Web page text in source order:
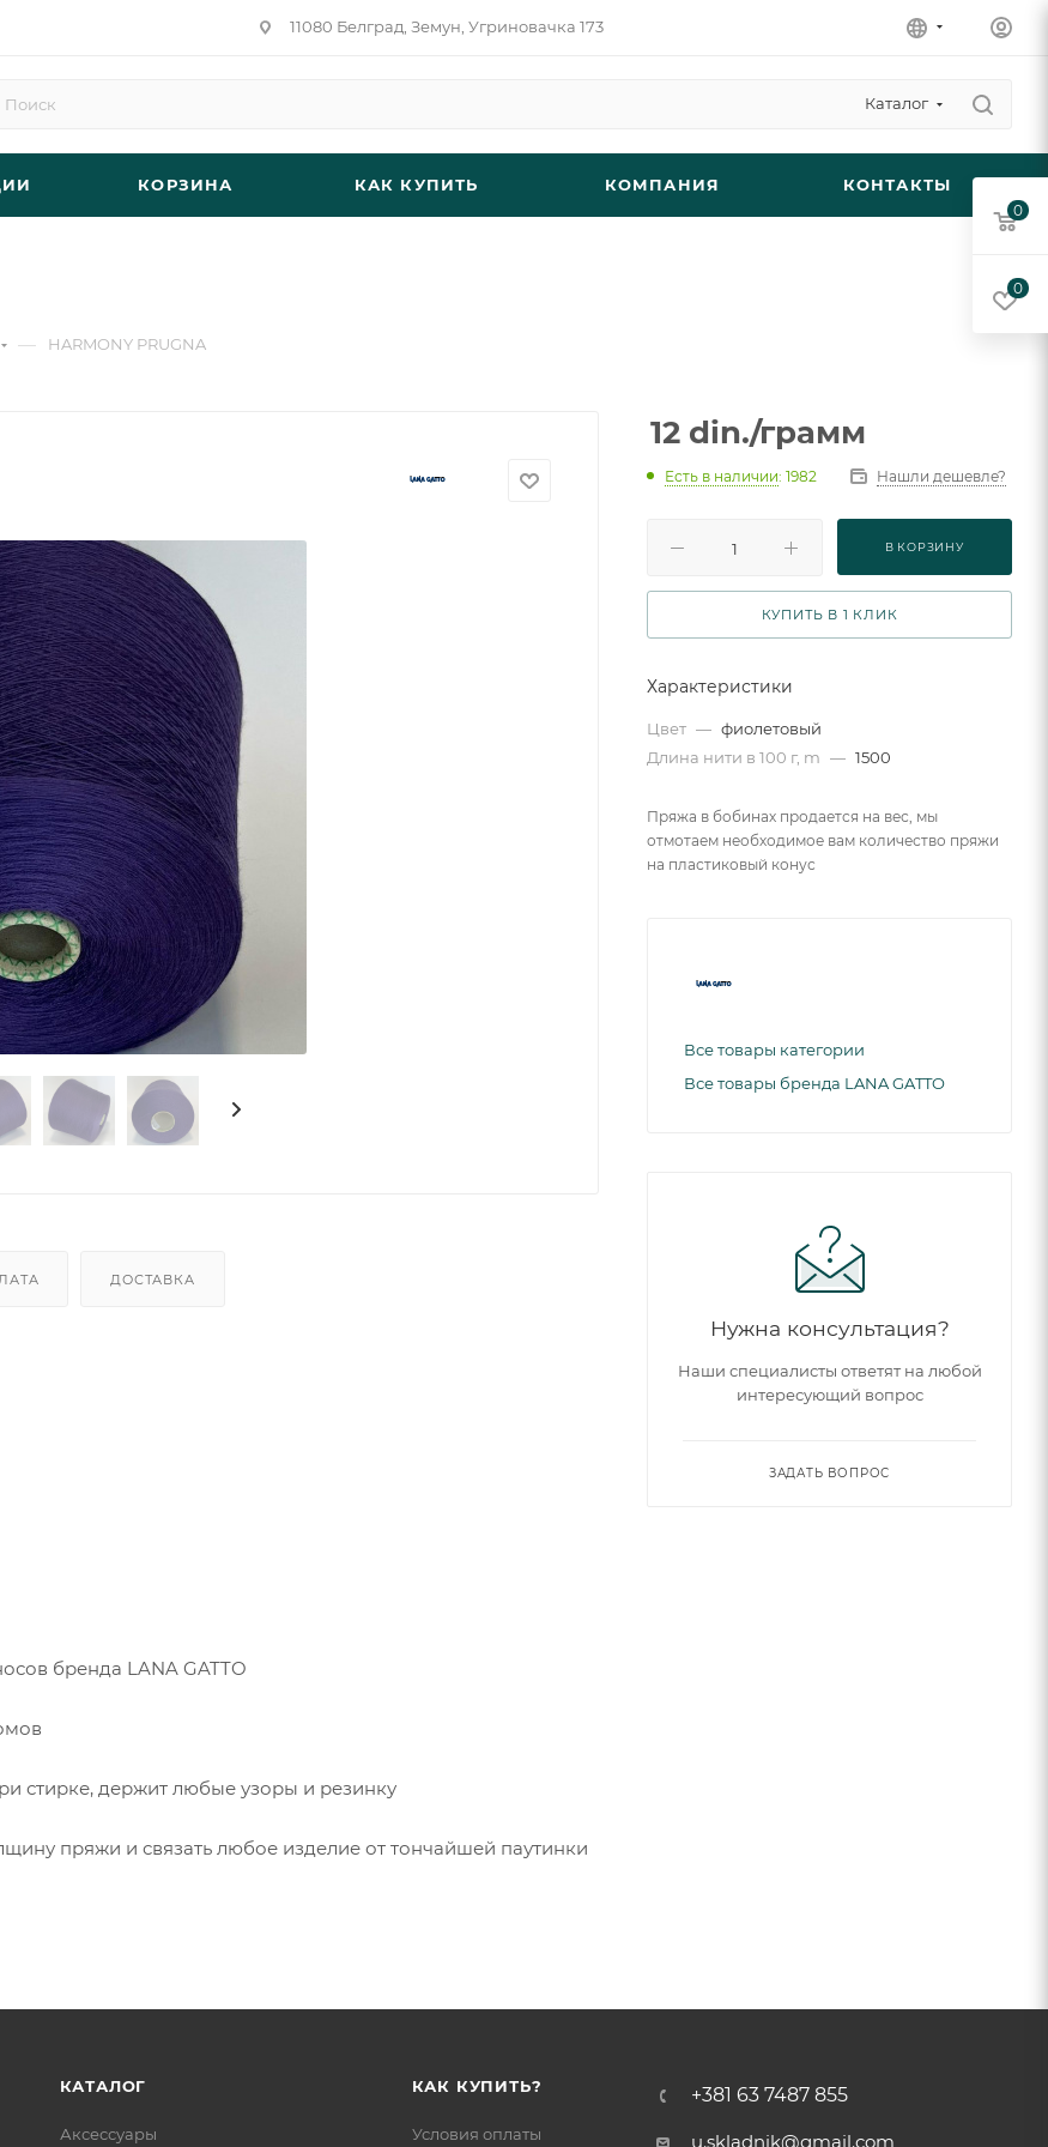
11080 Белград, Земун, Угриновачка 173
Каталог
КОРЗИНА КАК КУПИТЬ КОМПАНИЯ КОНТАКТЫ
— HARMONY PRUGNA
ДОСТАВКА
бренда LANA GATTO
стирке, держит любые узоры и резинку
пряжи и связать любое изделие от тончайшей паутинки
12 din./грамм
Есть в наличии: 1982 Нашли дешевле?
В КОРЗИНУ
КУПИТЬ В 1 КЛИК
Характеристики
Цвет — фиолетовый
Длина нити в 100 г, m — 1500
Пряжа в бобинах продается на вес, мы
отмотаем необходимое вам количество пряжи
на пластиковый конус
Все товары категории
Все товары бренда LANA GATTO
Нужна консультация?
Наши специалисты ответят на любой
интересующий вопрос
ЗАДАТЬ ВОПРОС
КАТАЛОГ
Аксессуары
КАК КУПИТЬ?
Условия оплаты
+381 63 7487 855
u.skladnik@gmail.com
0
0